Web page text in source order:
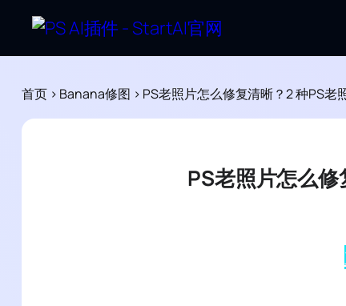
首页 > Banana修图 > PS老照片怎么修复清晰？2 种PS老
PS老照片怎么